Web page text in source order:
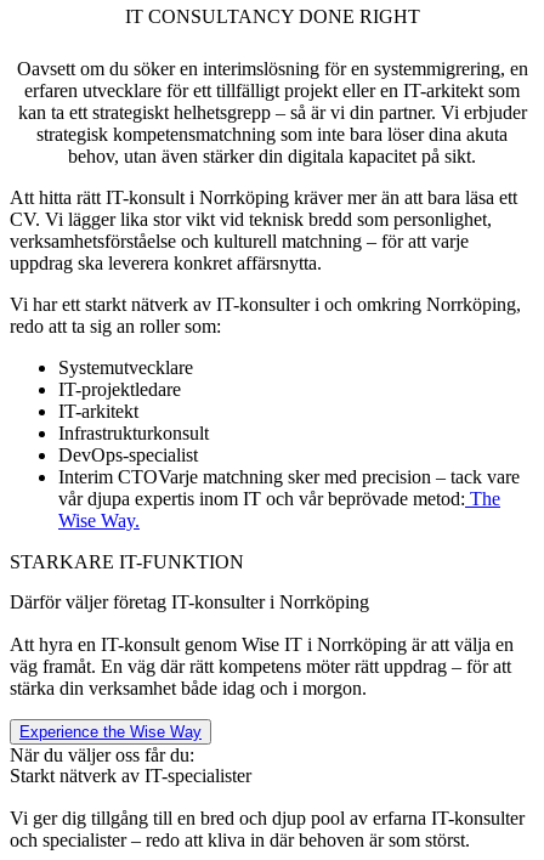
IT CONSULTANCY DONE RIGHT
Oavsett om du söker en interimslösning för en systemmigrering, en
erfaren utvecklare för ett tillfälligt projekt eller en IT-arkitekt som
kan ta ett strategiskt helhetsgrepp – så är vi din partner. Vi erbjuder
strategisk kompetensmatchning som inte bara löser dina akuta
behov, utan även stärker din digitala kapacitet på sikt.
Att hitta rätt IT-konsult i Norrköping kräver mer än att bara läsa ett
CV. Vi lägger lika stor vikt vid teknisk bredd som personlighet,
verksamhetsförståelse och kulturell matchning – för att varje
uppdrag ska leverera konkret affärsnytta.
Vi har ett starkt nätverk av IT-konsulter i och omkring Norrköping,
redo att ta sig an roller som:
Systemutvecklare
IT-projektledare
IT-arkitekt
Infrastrukturkonsult
DevOps-specialist
Interim CTOVarje matchning sker med precision – tack vare
vår djupa expertis inom IT och vår beprövade metod: The
Wise Way.
STARKARE IT-FUNKTION
Därför väljer företag IT-konsulter i Norrköping
Att hyra en IT-konsult genom Wise IT i Norrköping är att välja en
väg framåt. En väg där rätt kompetens möter rätt uppdrag – för att
stärka din verksamhet både idag och i morgon.
Experience the Wise Way
När du väljer oss får du:
Starkt nätverk av IT-specialister
Vi ger dig tillgång till en bred och djup pool av erfarna IT-konsulter
och specialister – redo att kliva in där behoven är som störst.